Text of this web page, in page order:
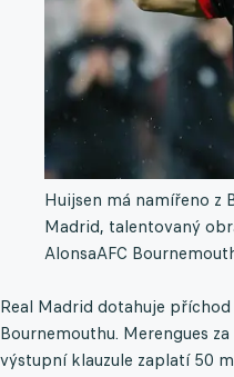
Huijsen má namířeno z
Madrid, talentovaný
AlonsaAFC
Real Madrid dotahuje příchod
Bournemouthu. Merengues
výstupní klauzule zaplatí 50